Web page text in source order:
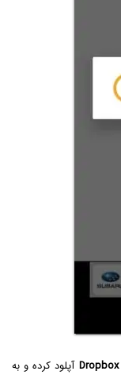
Dropbox آپلود کرده و به